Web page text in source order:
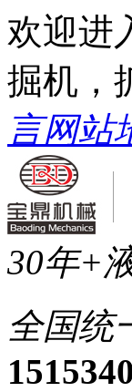
欢迎进
掘机，
言网站
30年+
全国统